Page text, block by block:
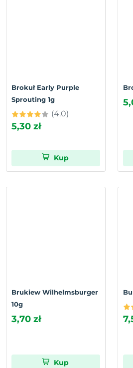
Brokuł Early Purple
Sprouting 1g
(4.0)
5,30 zł
Kup
Brukiew Wilhelmsburger
10g
3,70 zł
Kup